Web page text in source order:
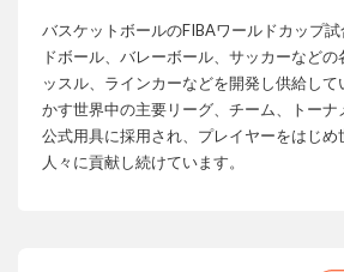
バスケットボールのFIBAワールドカップ
ドボール、バレーボール、サッカーなど
ッスル、ラインカーなどを開発し供給し
かす世界中の主要リーグ、チーム、トー
公式用具に採用され、プレイヤーをはじめ
人々に貢献し続けています。